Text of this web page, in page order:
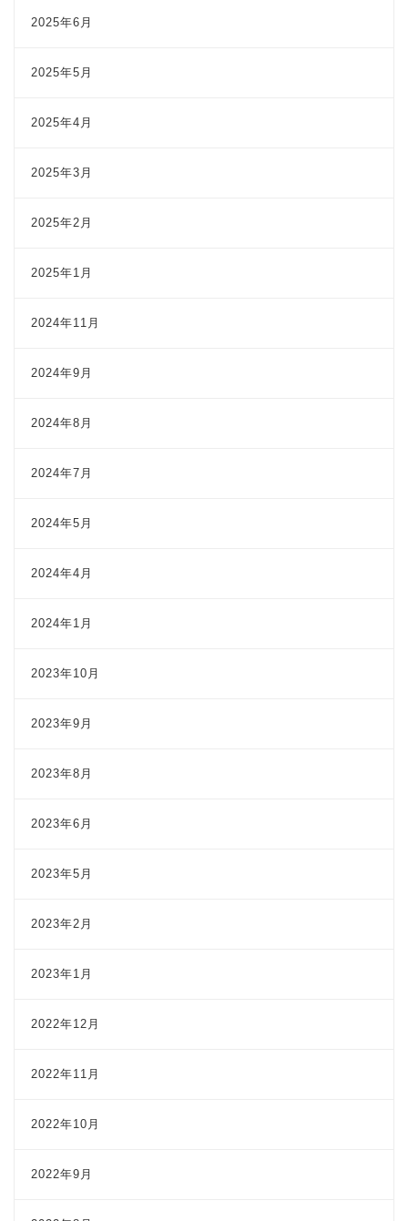
2025年6月
2025年5月
2025年4月
2025年3月
2025年2月
2025年1月
2024年11月
2024年9月
2024年8月
2024年7月
2024年5月
2024年4月
2024年1月
2023年10月
2023年9月
2023年8月
2023年6月
2023年5月
2023年2月
2023年1月
2022年12月
2022年11月
2022年10月
2022年9月